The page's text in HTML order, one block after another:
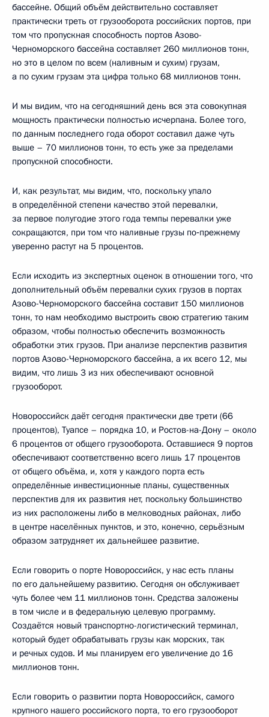
бассейне. Общий объём действительно составляет
практически треть от грузооборота российских портов, при
том что пропускная способность портов Азово-
Черноморского бассейна составляет 260 миллионов тонн,
но это в целом по всем (наливным и сухим) грузам,
а по сухим грузам эта цифра только 68 миллионов тонн.
И мы видим, что на сегодняшний день вся эта совокупная
мощность практически полностью исчерпана. Более того,
по данным последнего года оборот составил даже чуть
выше – 70 миллионов тонн, то есть уже за пределами
пропускной способности.
И, как результат, мы видим, что, поскольку упало
в определённой степени качество этой перевалки,
за первое полугодие этого года темпы перевалки уже
сокращаются, при том что наливные грузы по‑прежнему
уверенно растут на 5 процентов.
Если исходить из экспертных оценок в отношении того, что
дополнительный объём перевалки сухих грузов в портах
Азово-Черноморского бассейна составит 150 миллионов
тонн, то нам необходимо выстроить свою стратегию таким
образом, чтобы полностью обеспечить возможность
обработки этих грузов. При анализе перспектив развития
портов Азово-Черноморского бассейна, а их всего 12, мы
видим, что лишь 3 из них обеспечивают основной
грузооборот.
Новороссийск даёт сегодня практически две трети (66
процентов), Туапсе – порядка 10, и Ростов-на-Дону – около
6 процентов от общего грузооборота. Оставшиеся 9 портов
обеспечивают соответственно всего лишь 17 процентов
от общего объёма, и, хотя у каждого порта есть
определённые инвестиционные планы, существенных
перспектив для их развития нет, поскольку большинство
из них расположены либо в мелководных районах, либо
в центре населённых пунктов, и это, конечно, серьёзным
образом затрудняет их дальнейшее развитие.
Если говорить о порте Новороссийск, у нас есть планы
по его дальнейшему развитию. Сегодня он обслуживает
чуть более чем 11 миллионов тонн. Средства заложены
в том числе и в федеральную целевую программу.
Создаётся новый транспортно-логистический терминал,
который будет обрабатывать грузы как морских, так
и речных судов. И мы планируем его увеличение до 16
миллионов тонн.
Если говорить о развитии порта Новороссийск, самого
крупного нашего российского порта, то его грузооборот